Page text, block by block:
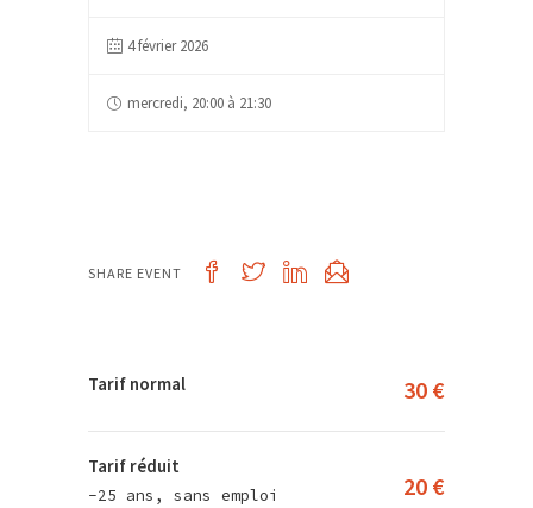
4 février 2026
mercredi, 20:00 à 21:30
SHARE EVENT
Tarif normal 30 €
Tarif réduit
-25 ans, sans emploi 20 €